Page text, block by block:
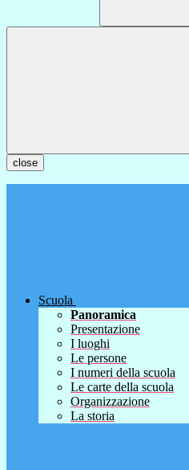
close
Scuola
Panoramica
Presentazione
I luoghi
Le persone
I numeri della scuola
Le carte della scuola
Organizzazione
La storia